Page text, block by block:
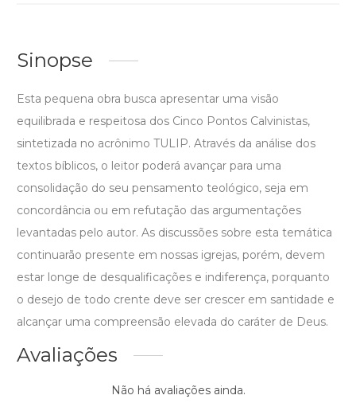
Sinopse
Esta pequena obra busca apresentar uma visão
equilibrada e respeitosa dos Cinco Pontos Calvinistas,
sintetizada no acrônimo TULIP. Através da análise dos
textos bíblicos, o leitor poderá avançar para uma
consolidação do seu pensamento teológico, seja em
concordância ou em refutação das argumentações
levantadas pelo autor. As discussões sobre esta temática
continuarão presente em nossas igrejas, porém, devem
estar longe de desqualificações e indiferença, porquanto
o desejo de todo crente deve ser crescer em santidade e
alcançar uma compreensão elevada do caráter de Deus.
Avaliações
Não há avaliações ainda.